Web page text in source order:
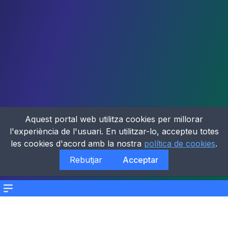
Menu
Aquest portal web utilitza cookies per millorar
l'experiència de l'usuari. En utilitzar-lo, accepteu totes
les cookies d'acord amb la nostra política de cookies.
Rebutjar
Acceptar